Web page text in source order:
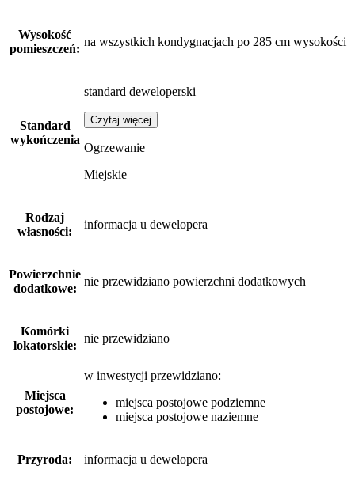
Wysokość
pomieszczeń:
na wszystkich kondygnacjach po 285 cm wysokości
Standard
wykończenia
standard deweloperski
Czytaj więcej
Ogrzewanie
Miejskie
Rodzaj
własności:
informacja u dewelopera
Powierzchnie
dodatkowe:
nie przewidziano powierzchni dodatkowych
Komórki
lokatorskie:
nie przewidziano
Miejsca
postojowe:
w inwestycji przewidziano:
miejsca postojowe podziemne
miejsca postojowe naziemne
Przyroda: informacja u dewelopera